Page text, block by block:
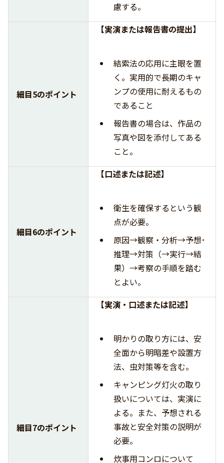
慮する。
細目5のポイント
【実演または報告書の提出】
結索法の応用に主眼を置
く。実用的で長期のキャ
ンプの使用に耐えるもの
であること
報告書の場合は、作品の
写真や図を添付してある
こと。
細目6のポイント
【口述または記述】
衛生を確保するという観
点が必要。
原因→観察・分析→予想･
推理→対策（→実行→結
果）→考察の手順を踏む
とよい。
細目7のポイント
【実演・口述または記述】
明かりの取り方には、安
全面から明暗差や設置方
法、虫対策等を含む。
キャンピング灯火の取り
扱いについては、実演に
よる。また、予想される
事故と安全対策の説明が
必要。
炊事用コンロについて